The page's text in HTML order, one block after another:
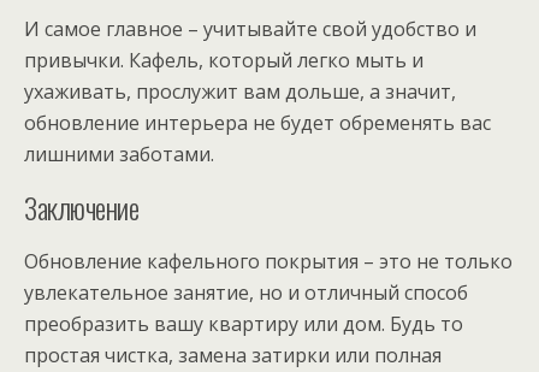
И самое главное – учитывайте свой удобство и
привычки. Кафель, который легко мыть и
ухаживать, прослужит вам дольше, а значит,
обновление интерьера не будет обременять вас
лишними заботами.
Заключение
Обновление кафельного покрытия – это не только
увлекательное занятие, но и отличный способ
преобразить вашу квартиру или дом. Будь то
простая чистка, замена затирки или полная